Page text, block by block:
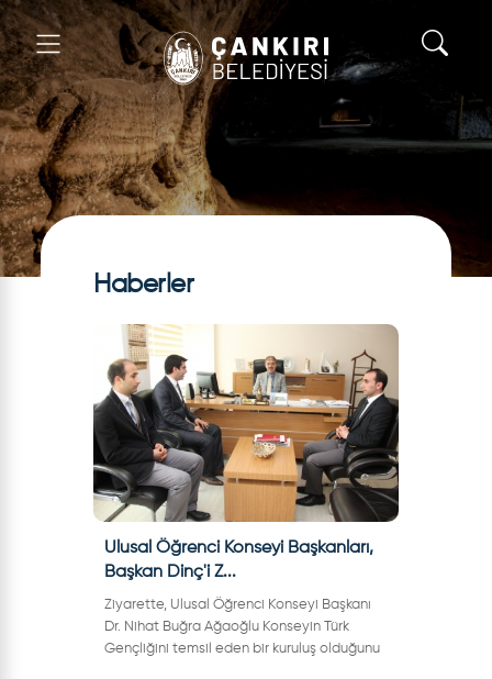
Haberler
Ulusal Öğrenci Konseyi Başkanları,
Başkan Dinç'i Z...
Ziyarette, Ulusal Öğrenci Konseyi Başkanı
Dr. Nihat Buğra Ağaoğlu Konseyin Türk
Gençliğini temsil eden bir kuruluş olduğunu